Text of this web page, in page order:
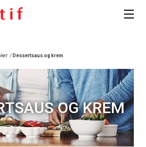
/ Dessertsaus og krem
OG KREM